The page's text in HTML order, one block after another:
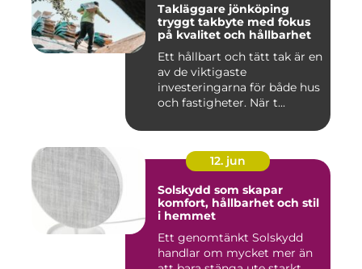
Takläggare jönköping
tryggt takbyte med fokus
på kvalitet och hållbarhet
Ett hållbart och tätt tak är en
av de viktigaste
investeringarna för både hus
och fastigheter. När t...
12. jun
Solskydd som skapar
komfort, hållbarhet och stil
i hemmet
Ett genomtänkt Solskydd
handlar om mycket mer än